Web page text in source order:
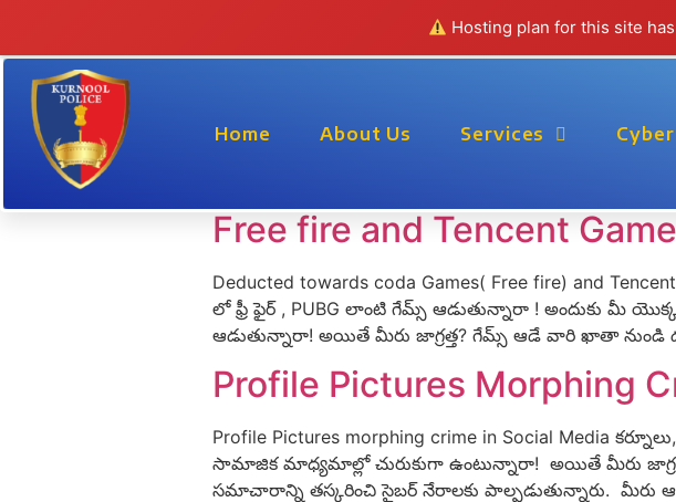
Hosting plan for this site
Home About Us Services
Free fire and Tencent
Deducted towards coda Games( Free fire) and
లో ఫ్రీ ఫైర్ , PUBG లాంటి గేమ్స్ ఆడుతున్నారా ! అందుకు మీ
ఆడుతున్నారా! అయితే మీరు జాగ్రత్త? గేమ్స్ ఆడే వారి ఖాతా
Profile Pictures Morphing
Profile Pictures morphing crime in Social Media
సామాజిక మాధ్యమాల్లో చురుకుగా ఉంటున్నారా! అయితే మీరు
సమాచారాన్ని తస్కరించి సైబర్ నేరాలకు పాల్పడుతున్నారు.